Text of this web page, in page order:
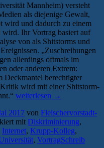
Mannheim) versteht
als diejenige Gewalt,
wird und dadurch zu einem
wird. Ihr Vortrag basiert auf
von als Shitstorms und
„Zuschreibungen
allerdings oftmals im
oder anderen Extrem:
Deckmantel berechtigter
wird mit einer Shitstorm-
„Vortrag
digitale
Gewalt
und
die
weiterlesen →
2017 von Fleischervorstadt-
mit Diskriminierung,
Internet, Krupp-Kolleg,
, VortragSchreib